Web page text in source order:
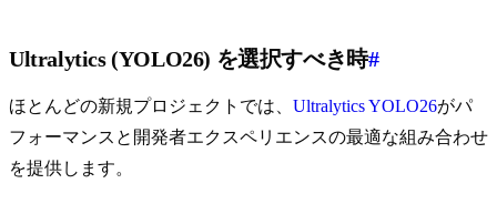
Ultralytics (YOLO26) を選択すべき時#
ほとんどの新規プロジェクトでは、 Ultralytics YOLO26がパ
フォーマンスと開発者エクスペリエンスの最適な組み合わせ
を提供します。